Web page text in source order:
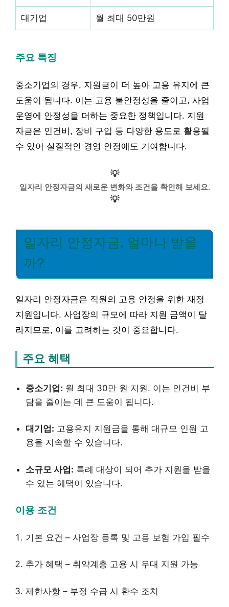
대기업 월 최대 50만원
주요 특징
중소기업의 경우, 지원금이 더 높아 고용 유지에 큰
도움이 됩니다. 이는 고용 불안정성을 줄이고, 사업
운영에 안정성을 더하는 중요한 정책입니다. 지원
자금은 인건비, 장비 구입 등 다양한 용도로 활용될
수 있어 실질적인 경영 안정에도 기여합니다.
💡
일자리 안정자금의 새로운 변화와 조건을 확인해 보세요.
💡
일자리 안정자금, 얼마나 받을
까?
일자리 안정자금은 직원의 고용 안정을 위한 재정
지원입니다. 사업장의 규모에 따라 지원 금액이 달
라지므로, 이를 고려하는 것이 중요합니다.
주요 혜택
중소기업: 월 최대 30만 원 지원. 이는 인건비 부
담을 줄이는 데 큰 도움이 됩니다.
대기업: 고용유지 지원금을 통해 대규모 인원 고
용을 지속할 수 있습니다.
소규모 사업: 특례 대상이 되어 추가 지원을 받을
수 있는 혜택이 있습니다.
이용 조건
기본 요건 – 사업장 등록 및 고용 보험 가입 필수
추가 혜택 – 취약계층 고용 시 우대 지원 가능
제한사항 – 부정 수급 시 환수 조치